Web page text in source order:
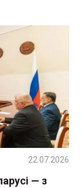
— з
22.07.2026